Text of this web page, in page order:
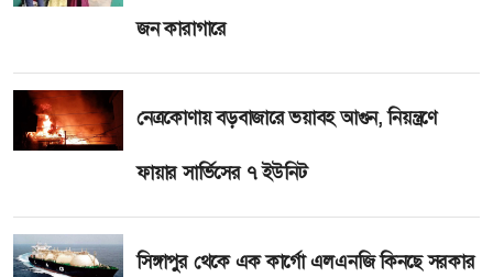
জন কারাগারে
নেত্রকোণায় বড়বাজারে ভয়াবহ আগুন, নিয়ন্ত্রণে
ফায়ার সার্ভিসের ৭ ইউনিট
সিঙ্গাপুর থেকে এক কার্গো এলএনজি কিনছে সরকার